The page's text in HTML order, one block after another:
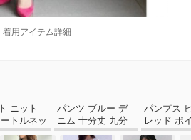
着用アイテム詳細